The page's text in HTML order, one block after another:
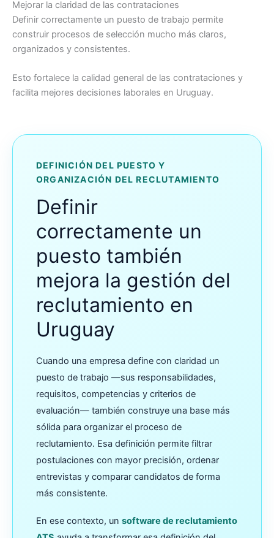
Mejorar la claridad de las contrataciones
Definir correctamente un puesto de trabajo permite
construir procesos de selección mucho más claros,
organizados y consistentes.
Esto fortalece la calidad general de las contrataciones y
facilita mejores decisiones laborales en Uruguay.
DEFINICIÓN DEL PUESTO Y
ORGANIZACIÓN DEL RECLUTAMIENTO
Definir
correctamente un
puesto también
mejora la gestión del
reclutamiento en
Uruguay
Cuando una empresa define con claridad un
puesto de trabajo —sus responsabilidades,
requisitos, competencias y criterios de
evaluación— también construye una base más
sólida para organizar el proceso de
reclutamiento. Esa definición permite filtrar
postulaciones con mayor precisión, ordenar
entrevistas y comparar candidatos de forma
más consistente.
En ese contexto, un software de reclutamiento